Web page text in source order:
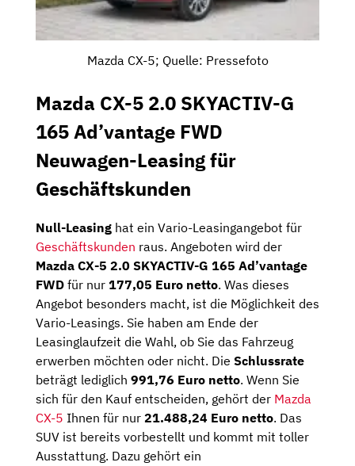
Mazda CX-5; Quelle: Pressefoto
Mazda CX-5 2.0 SKYACTIV-G
165 Ad’vantage FWD
Neuwagen-Leasing für
Geschäftskunden
Null-Leasing hat ein Vario-Leasingangebot für
Geschäftskunden raus. Angeboten wird der
Mazda CX-5 2.0 SKYACTIV-G 165 Ad’vantage
FWD für nur 177,05 Euro netto. Was dieses
Angebot besonders macht, ist die Möglichkeit des
Vario-Leasings. Sie haben am Ende der
Leasinglaufzeit die Wahl, ob Sie das Fahrzeug
erwerben möchten oder nicht. Die Schlussrate
beträgt lediglich 991,76 Euro netto. Wenn Sie
sich für den Kauf entscheiden, gehört der Mazda
CX-5 Ihnen für nur 21.488,24 Euro netto. Das
SUV ist bereits vorbestellt und kommt mit toller
Ausstattung. Dazu gehört ein